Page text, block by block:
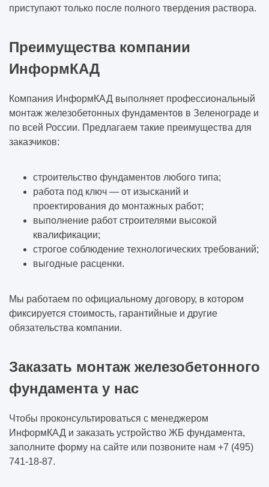
приступают только после полного твердения раствора.
Преимущества компании
ИнформКАД
Компания ИнформКАД выполняет профессиональный
монтаж железобетонных фундаментов в Зеленограде и
по всей России. Предлагаем такие преимущества для
заказчиков:
строительство фундаментов любого типа;
работа под ключ — от изысканий и
проектирования до монтажных работ;
выполнение работ строителями высокой
квалификации;
строгое соблюдение технологических требований;
выгодные расценки.
Мы работаем по официальному договору, в котором
фиксируется стоимость, гарантийные и другие
обязательства компании.
Заказать монтаж железобетонного
фундамента у нас
Чтобы проконсультироваться с менеджером
ИнформКАД и заказать устройство ЖБ фундамента,
заполните форму на сайте или позвоните нам +7 (495)
741-18-87.